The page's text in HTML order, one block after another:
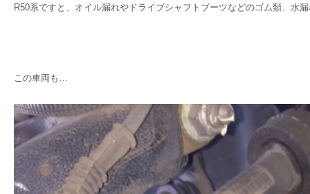
R50系ですと、オイル漏れやドライブシャフトブーツなどのゴム類、水
この車両も…